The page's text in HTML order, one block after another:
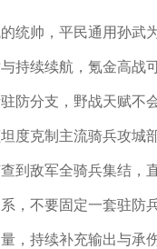
统帅，平民通用孙武
持续续航，氪金高战
防分支，野战天赋不
度克制主流骑兵攻城
到敌军全骑兵集结，
，不要固定一套驻防
，持续补充输出与承